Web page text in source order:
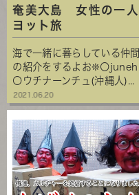
奄美大島 女性の一人
ヨット旅
海で一緒に暮らしている仲間
の紹介をするよお❊〇juneh
〇ウチナーンチュ(沖縄人)...
2021.06.20